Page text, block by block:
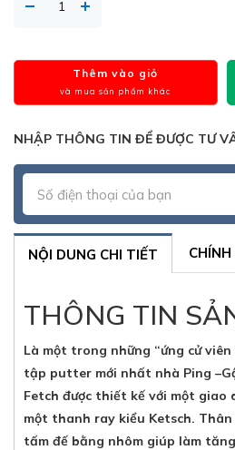
Thêm vào giỏ
và mua sản phẩm khác
NHẬP THÔNG TIN ĐỂ ĐƯỢC TƯ
NỘI DUNG CHI TIẾT
THÔNG TIN
Là một trong những “ứng cử
tập putter mới nhất nhà Ping
Fetch được thiết kế với một giao
một thanh ray kiểu Ketsch.
tấm đế bằng nhôm giúp làm